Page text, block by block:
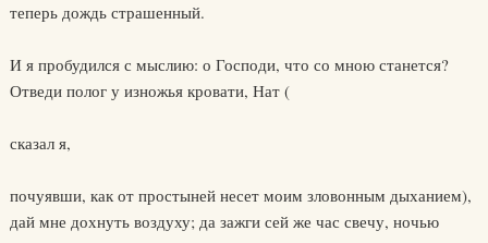
теперь дождь страшенный.
И я пробудился с мыслию: о Господи, что со мною станется?
Отведи полог у изножья кровати, Нат (
сказал я,
почуявши, как от простыней несет моим зловонным дыханием),
дай мне дохнуть воздуху; да зажги сей же час свечу, ночью